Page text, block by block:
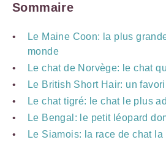
Sommaire
Le Maine Coon: la plus
monde
Le chat de Norvège: le chat
Le British Short Hair: un
Le chat tigré: le chat le plus
Le Bengal: le petit léopard
Le Siamois: la race de chat